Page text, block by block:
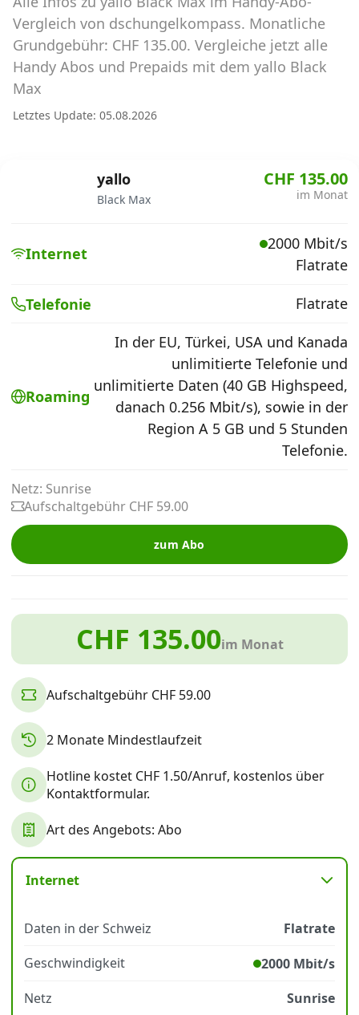
Abos für Tablets, Hotspots und Smart
Watches
Tarifrechner Handy-Abo
Alle Anbieter
Mobilfunknetz Schweiz
Handy-Abo kündigen oder
wechseln
Alle Mobile-Vergleiche
Internet, TV, Telefon
Kombi-Angebote
Über uns
Datenschutz AGB Impressum
Vergleich von dschungelkompass. Monatliche
Grundgebühr: CHF 135.00. Vergleiche jetzt alle
Handy Abos und Prepaids mit dem yallo Black
Max
Letztes Update: 05.08.2026
yallo
Black Max
CHF 135.00
im Monat
Internet
2000 Mbit/s
Flatrate
Telefonie Flatrate
Roaming
In der EU, Türkei, USA und Kanada
unlimitierte Telefonie und
unlimitierte Daten (40 GB Highspeed,
danach 0.256 Mbit/s), sowie in der
Region A 5 GB und 5 Stunden
Telefonie.
Netz: Sunrise
Aufschaltgebühr CHF 59.00
zum Abo
CHF 135.00im Monat
Aufschaltgebühr CHF 59.00
2 Monate Mindestlaufzeit
Hotline kostet CHF 1.50/Anruf, kostenlos über
Kontaktformular.
Art des Angebots: Abo
Internet
Daten in der Schweiz
Flatrate
Geschwindigkeit
2000 Mbit/s
Netz
Sunrise